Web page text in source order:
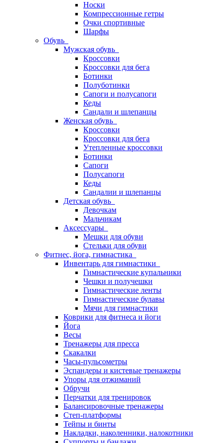
Носки
Компрессионные гетры
Очки спортивные
Шарфы
Обувь
Мужская обувь
Кроссовки
Кроссовки для бега
Ботинки
Полуботинки
Сапоги и полусапоги
Кеды
Сандали и шлепанцы
Женская обувь
Кроссовки
Кроссовки для бега
Утепленные кроссовки
Ботинки
Сапоги
Полусапоги
Кеды
Сандалии и шлепанцы
Детская обувь
Девочкам
Мальчикам
Аксессуары
Мешки для обуви
Стельки для обуви
Фитнес, йога, гимнастика
Инвентарь для гимнастики
Гимнастические купальники
Чешки и получешки
Гимнастические ленты
Гимнастические булавы
Мячи для гимнастики
Коврики для фитнеса и йоги
Йога
Весы
Тренажеры для пресса
Скакалки
Часы-пульсометры
Эспандеры и кистевые тренажеры
Упоры для отжиманий
Обручи
Перчатки для тренировок
Балансировочные тренажеры
Степ-платформы
Тейпы и бинты
Накладки, наколенники, налокотники